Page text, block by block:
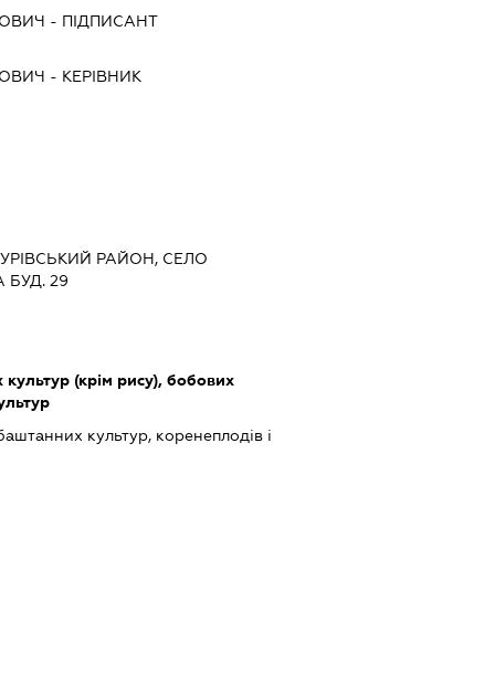
- ПІДПИСАНТ
- КЕРІВНИК
РАЙОН, СЕЛО
29
(крім рису), бобових
культур, коренеплодів і